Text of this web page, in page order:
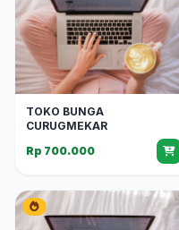
TOKO BUNGA
CURUGMEKAR
Rp 700.000